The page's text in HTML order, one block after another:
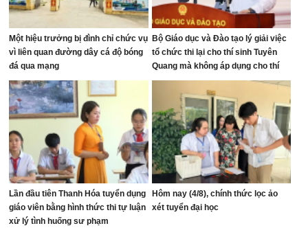
Một hiệu trưởng bị đình chỉ chức vụ
vì liên quan đường dây cá độ bóng
đá qua mạng
Bộ Giáo dục và Đào tạo lý giải việc
tổ chức thi lại cho thí sinh Tuyên
Quang mà không áp dụng cho thí
sinh Quảng Trị
Lần đầu tiên Thanh Hóa tuyển dụng
giáo viên bằng hình thức thi tự luận
xử lý tình huống sư phạm
Hôm nay (4/8), chính thức lọc ảo
xét tuyển đại học